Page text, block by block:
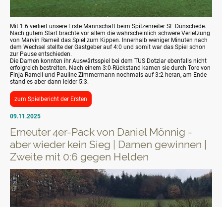
Mit 1:6 verliert unsere Erste Mannschaft beim Spitzenreiter SF Dünschede.
Nach gutem Start brachte vor allem die wahrscheinlich schwere Verletzung
von Marvin Rameil das Spiel zum Kippen. Innerhalb weniger Minuten nach
dem Wechsel stellte der Gastgeber auf 4:0 und somit war das Spiel schon
zur Pause entschieden.
Die Damen konnten ihr Auswärtsspiel bei dem TUS Dotzlar ebenfalls nicht
erfolgreich bestreiten. Nach einem 3:0-Rückstand kamen sie durch Tore von
Finja Rameil und Pauline Zimmermann nochmals auf 3:2 heran, am Ende
stand es aber dann leider 5:3.
zum Spielbericht der Ersten
09.11.2025
Erneuter 4er-Pack von Daniel Mönnig -
aber wieder kein Sieg | Damen gewinnen |
Zweite mit 0:6 gegen Helden